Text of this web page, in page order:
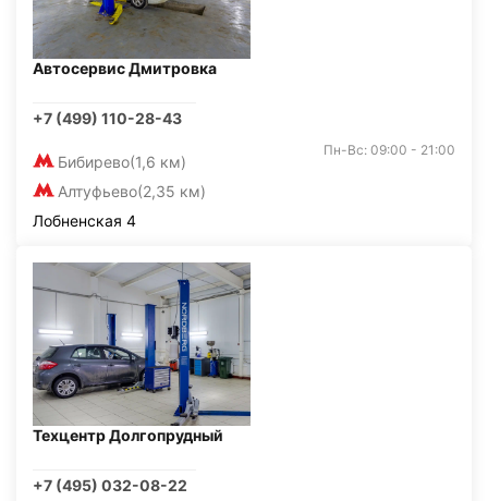
Автосервис Дмитровка
+7 (499) 110-28-43
Бибирево(1,6 км)
Алтуфьево(2,35 км)
Пн-Вс: 09:00 - 21:00
Лобненская 4
Техцентр Долгопрудный
+7 (495) 032-08-22